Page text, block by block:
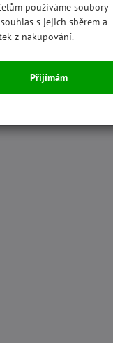
používáme soubory
s jejich sběrem a
z nakupování.
Přijímám